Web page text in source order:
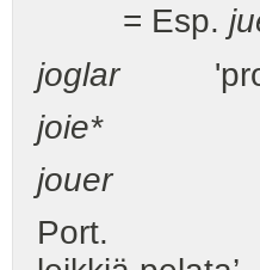
= Esp.
joglar
joie*
jouer